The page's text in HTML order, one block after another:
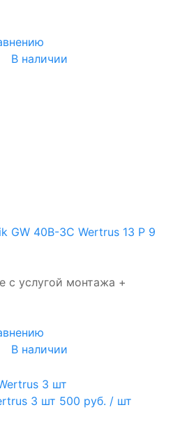
В наличии
GW 40В-3С Wertrus 13 Р 9
с услугой монтажа +
В наличии
3 шт 500 руб. / шт